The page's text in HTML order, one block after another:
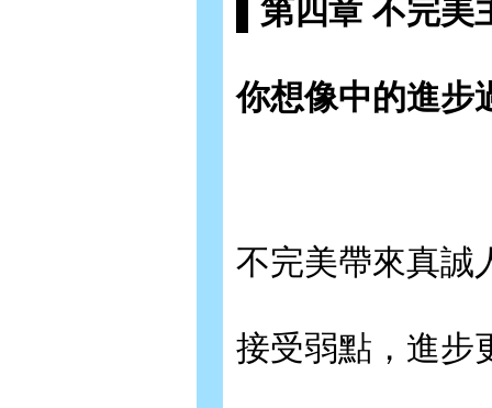
▌第四章 不完美
你想像中的進步
不完美帶來真誠
接受弱點，進步